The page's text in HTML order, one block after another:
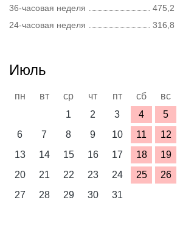
36-часовая неделя
475,2
24-часовая неделя
316,8
Июль
пн вт ср чт пт сб
вс
1
2 3 4
5
6
7 8 9 10 11
12
13
14 15 16 17 18
19
20
21 22 23 24 25
26
27
28 29 30 31